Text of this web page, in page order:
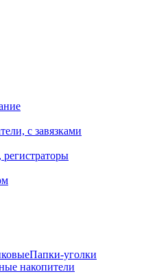
с завязками
уголки
накопители